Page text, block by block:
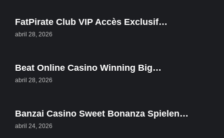
FatPirate Club VIP Accès Exclusif…
abril 28, 2026
Beat Online Casino Winning Big…
abril 28, 2026
Banzai Casino Sweet Bonanza Spielen…
abril 24, 2026